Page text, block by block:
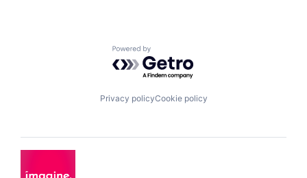
Powered by Getro.com
Privacy policyCookie policy